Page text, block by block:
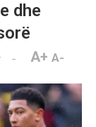
dhe
A+ A-